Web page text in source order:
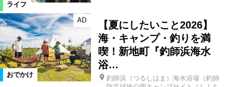
ライフ
おでかけ
AD
【夏にしたいこと2026】
海・キャンプ・釣りを満
喫！新地町『釣師浜海水
浴…
釣師浜（つるしはま）海水浴場（釣師